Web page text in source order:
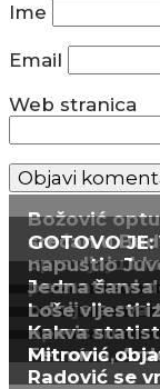
Ime
Email
Web stranica